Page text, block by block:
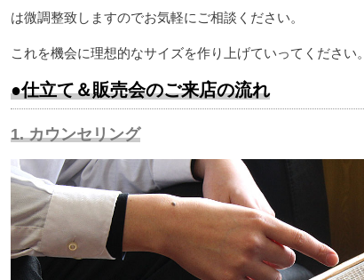
は微調整致しますのでお気軽にご相談ください。
これを機会に理想的なサイズを作り上げていってください。
●仕立て＆販売会のご来店の流れ
1. カウンセリング